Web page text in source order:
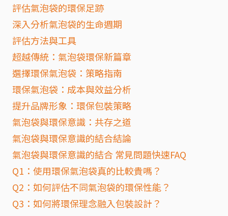
評估氣泡袋的環保足跡
深入分析氣泡袋的生命週期
評估方法與工具
超越傳統：氣泡袋環保新篇章
選擇環保氣泡袋：策略指南
環保氣泡袋：成本與效益分析
提升品牌形象：環保包裝策略
氣泡袋與環保意識：共存之道
氣泡袋與環保意識的結合結論
氣泡袋與環保意識的結合 常見問題快速FAQ
Q1：使用環保氣泡袋真的比較貴嗎？
Q2：如何評估不同氣泡袋的環保性能？
Q3：如何將環保理念融入包裝設計？